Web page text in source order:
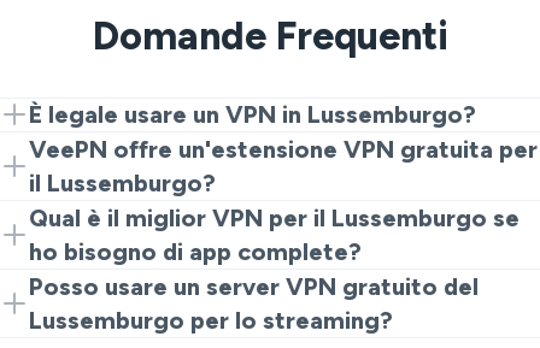
Domande Frequenti
È legale usare un VPN in Lussemburgo?
Sì. I VPN sono legali per la privacy e la sicurezza. Ma le
attività illegali rimangono vietate.
VeePN offre un'estensione VPN gratuita per
il Lussemburgo?
Certo. Inizia con l'estensione Chrome per
un'esperienza veloce e gratuita di VPN Lussemburgo.
Puoi poi passare alle app per maggiore velocità e
località.
Qual è il miglior VPN per il Lussemburgo se
ho bisogno di app complete?
In generale, i VPN gratuiti sono pericolosi per la tua
privacy digitale. Ma VeePN fornisce un modo sicuro
per provare un VPN gratuito con estensione Chrome
Posso usare un server VPN gratuito del
Lussemburgo per lo streaming?